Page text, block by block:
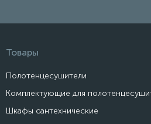
Товары
Полотенцесушители
Комплектующие для
Шкафы сантехнические